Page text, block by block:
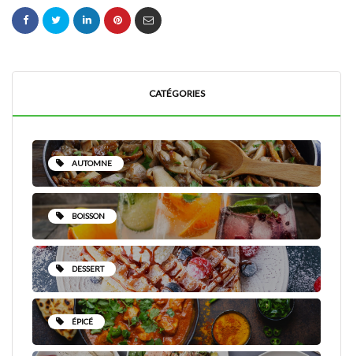
CATÉGORIES
AUTOMNE
BOISSON
DESSERT
ÉPICÉ